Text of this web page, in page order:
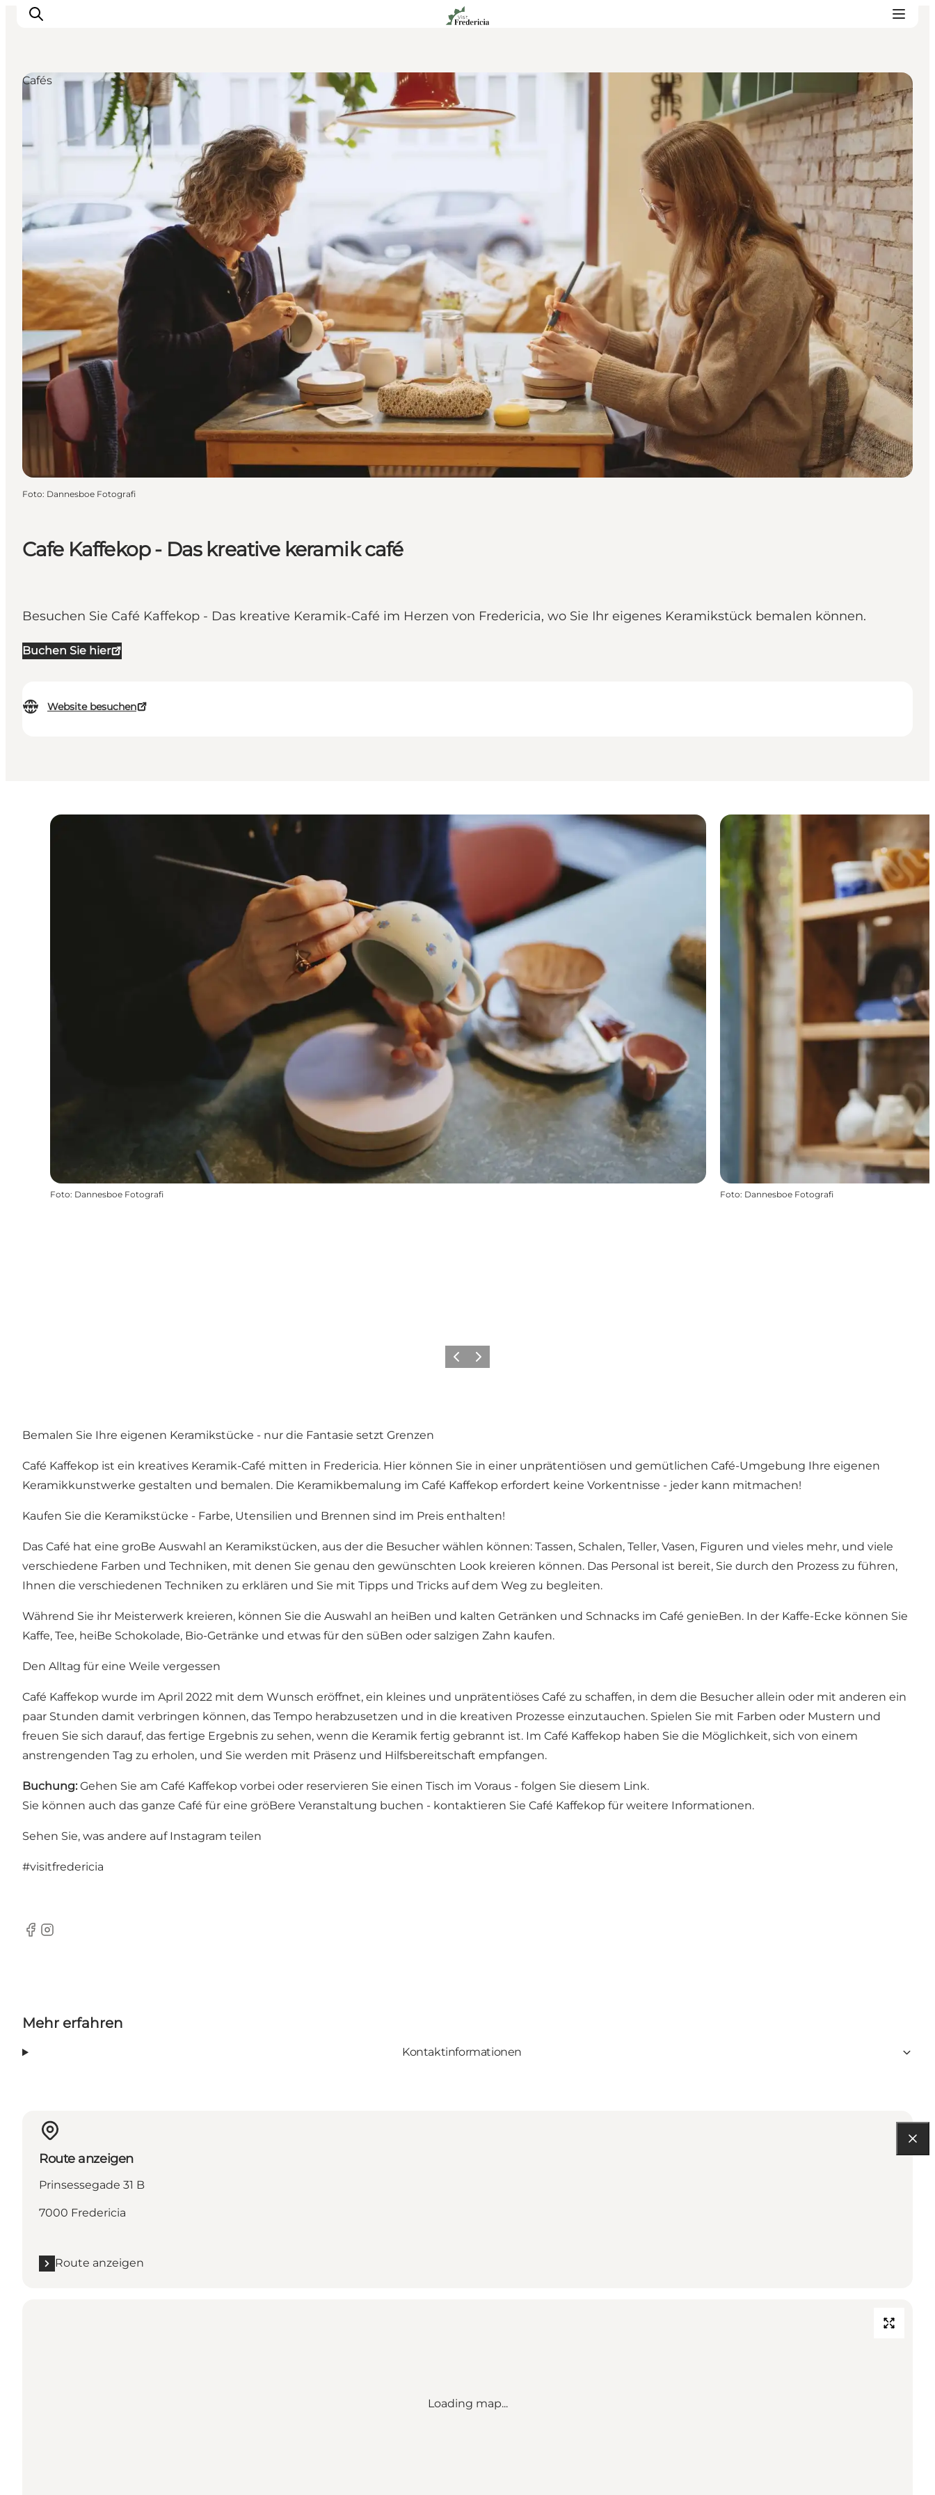
Veranstaltungen
Erlebnisse und Kultur
Book Führung
Cafe Kaffekop - Das kreative keramik café
Besuchen Sie Café Kaffekop - Das kreative Keramik-Café im Herzen von Fredericia, wo Sie Ihr eigenes Keramikstück bemalen können.
Buchen Sie hier
Website besuchen
Cafés
Foto: Dannesboe Fotografi
Foto: Dannesboe Fotografi Foto: Dannesboe Fotografi
Vorherige Folie
Nächste Folie
Bemalen Sie Ihre eigenen Keramikstücke - nur die Fantasie setzt Grenzen
Café Kaffekop ist ein kreatives Keramik-Café mitten in Fredericia. Hier können Sie in einer unprätentiösen und gemütlichen Café-Umgebung Ihre eigenen
Keramikkunstwerke gestalten und bemalen. Die Keramikbemalung im Café Kaffekop erfordert keine Vorkentnisse - jeder kann mitmachen!
Kaufen Sie die Keramikstücke - Farbe, Utensilien und Brennen sind im Preis enthalten!
Das Café hat eine groBe Auswahl an Keramikstücken, aus der die Besucher wählen können: Tassen, Schalen, Teller, Vasen, Figuren und vieles mehr, und viele
verschiedene Farben und Techniken, mit denen Sie genau den gewünschten Look kreieren können. Das Personal ist bereit, Sie durch den Prozess zu führen,
Ihnen die verschiedenen Techniken zu erklären und Sie mit Tipps und Tricks auf dem Weg zu begleiten.
Während Sie ihr Meisterwerk kreieren, können Sie die Auswahl an heiBen und kalten Getränken und Schnacks im Café genieBen. In der Kaffe-Ecke können Sie
Kaffe, Tee, heiBe Schokolade, Bio-Getränke und etwas für den süBen oder salzigen Zahn kaufen.
Den Alltag für eine Weile vergessen
Café Kaffekop wurde im April 2022 mit dem Wunsch eröffnet, ein kleines und unprätentiöses Café zu schaffen, in dem die Besucher allein oder mit anderen ein
paar Stunden damit verbringen können, das Tempo herabzusetzen und in die kreativen Prozesse einzutauchen. Spielen Sie mit Farben oder Mustern und
freuen Sie sich darauf, das fertige Ergebnis zu sehen, wenn die Keramik fertig gebrannt ist. Im Café Kaffekop haben Sie die Möglichkeit, sich von einem
anstrengenden Tag zu erholen, und Sie werden mit Präsenz und Hilfsbereitschaft empfangen.
Buchung: Gehen Sie am Café Kaffekop vorbei oder reservieren Sie einen Tisch im Voraus - folgen Sie diesem Link.
Sie können auch das ganze Café für eine gröBere Veranstaltung buchen - kontaktieren Sie Café Kaffekop für weitere Informationen.
Sehen Sie, was andere auf Instagram teilen
#visitfredericia
Facebook
Instagram
Mehr erfahren
Kontaktinformationen
Route anzeigen
Prinsessegade 31 B
7000 Fredericia
Route anzeigen
Loading map...